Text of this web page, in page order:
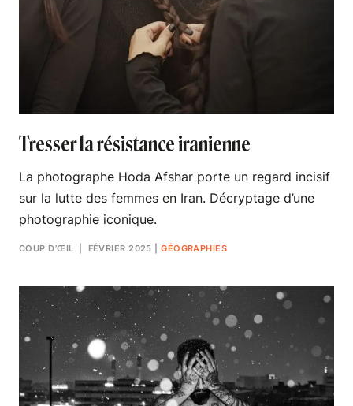
Tresser la résistance iranienne
La photographe Hoda Afshar porte un regard incisif
sur la lutte des femmes en Iran. Décryptage d’une
photographie iconique.
COUP D’ŒIL | FÉVRIER 2025 |GÉOGRAPHIES